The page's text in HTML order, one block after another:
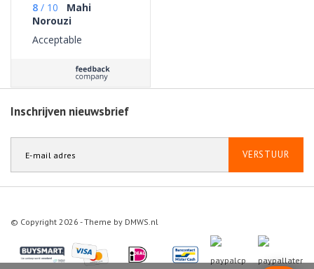
8 / 10
Mahi
Norouzi
Acceptable
Inschrijven nieuwsbrief
VERSTUUR
© Copyright 2026 - Theme by DMWS.nl